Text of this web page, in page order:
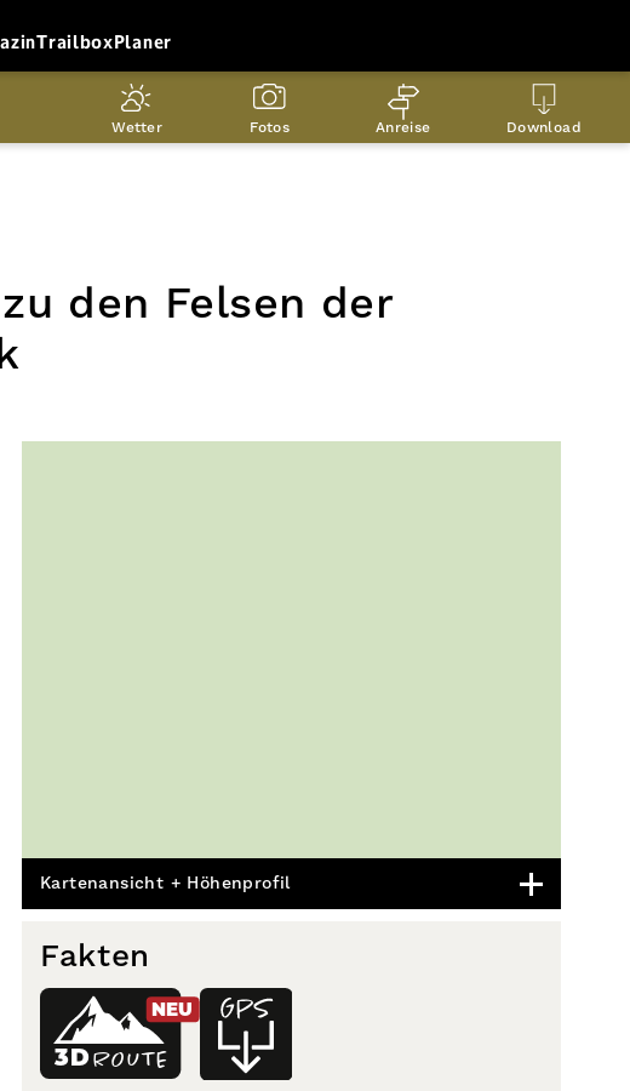
TrailboxPlaner
Wetter Fotos Anreise Download
den Felsen der
Kartenansicht + Höhenprofil
Fakten
ROUTE
3D
NEU